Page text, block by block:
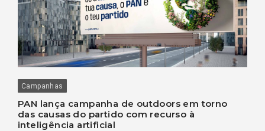
Campanhas
PAN lança campanha de outdoors em torno
das causas do partido com recurso à
inteligência artificial